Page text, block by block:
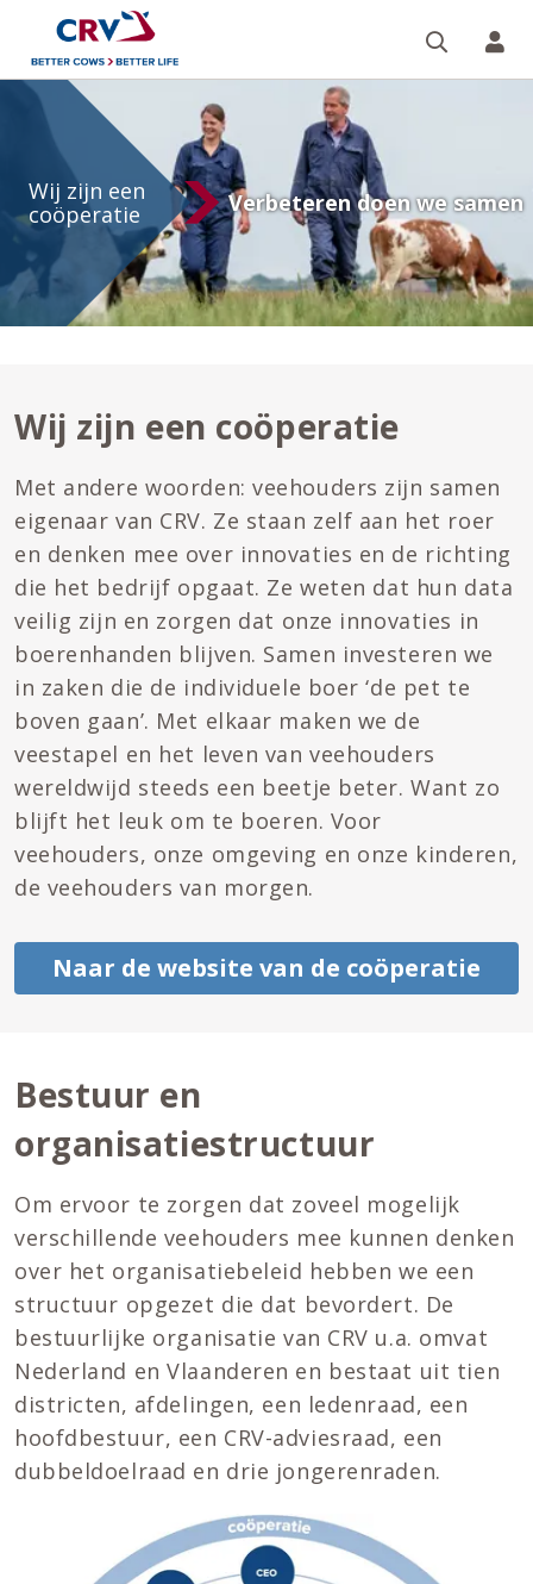
Wij
zijn
een
coöperatie
Wij zijn een
coöperatie
Verbeteren doen we samen
Wij zijn een coöperatie
Met andere woorden: veehouders zijn samen
eigenaar van CRV. Ze staan zelf aan het roer
en denken mee over innovaties en de richting
die het bedrijf opgaat. Ze weten dat hun data
veilig zijn en zorgen dat onze innovaties in
boerenhanden blijven. Samen investeren we
in zaken die de individuele boer ‘de pet te
boven gaan’. Met elkaar maken we de
veestapel en het leven van veehouders
wereldwijd steeds een beetje beter. Want zo
blijft het leuk om te boeren. Voor
veehouders, onze omgeving en onze kinderen,
de veehouders van morgen.
Naar de website van de coöperatie
Bestuur en
organisatiestructuur
Om ervoor te zorgen dat zoveel mogelijk
verschillende veehouders mee kunnen denken
over het organisatiebeleid hebben we een
structuur opgezet die dat bevordert. De
bestuurlijke organisatie van CRV u.a. omvat
Nederland en Vlaanderen en bestaat uit tien
districten, afdelingen, een ledenraad, een
hoofdbestuur, een CRV-adviesraad, een
dubbeldoelraad en drie jongerenraden.